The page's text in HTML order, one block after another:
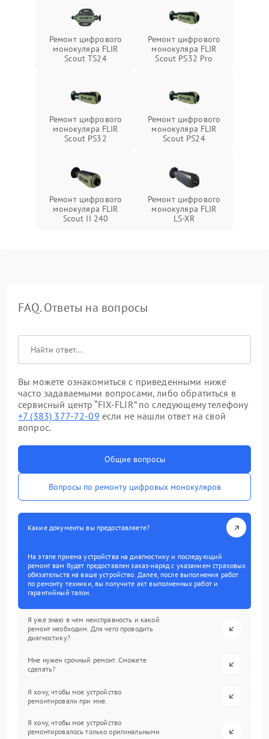
Ремонт цифрового
монокуляра FLIR
Scout TS24
Ремонт цифрового
монокуляра FLIR
Scout PS32 Pro
Ремонт цифрового
монокуляра FLIR
Scout PS32
Ремонт цифрового
монокуляра FLIR
Scout PS24
Ремонт цифрового
монокуляра FLIR
Scout II 240
Ремонт цифрового
монокуляра FLIR
LS-XR
FAQ. Ответы на вопросы
Вы можете ознакомиться с приведенными ниже
часто задаваемыми вопросами, либо обратиться в
сервисный центр “FIX-FLIR” по следующему телефону
+7 (383) 377-72-09 если не нашли ответ на свой
вопрос.
Общие вопросы
Вопросы по ремонту цифровых монокуляров
Какие документы вы предоставляете?
На этапе приема устройства на диагностику и последующий
ремонт вам будет предоставлен заказ-наряд с указанием страховых
обязательств на ваше устройство. Далее, после выполнения работ
по ремонту техники, вы получите акт выполненных работ и
гарантийный талон.
Я уже знаю в чем неисправность и какой
ремонт необходим. Для чего проводить
диагностику?
Мне нужен срочный ремонт. Сможете
сделать?
Я хочу, чтобы мое устройство
ремонтировали при мне.
Я хочу, чтобы мое устройство
ремонтировалось только оригинальными